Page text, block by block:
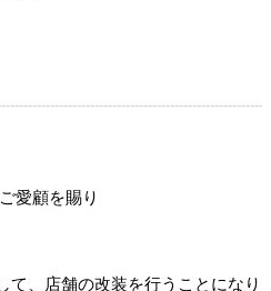
愛顧を賜り
て、店舗の改装を行うことになり